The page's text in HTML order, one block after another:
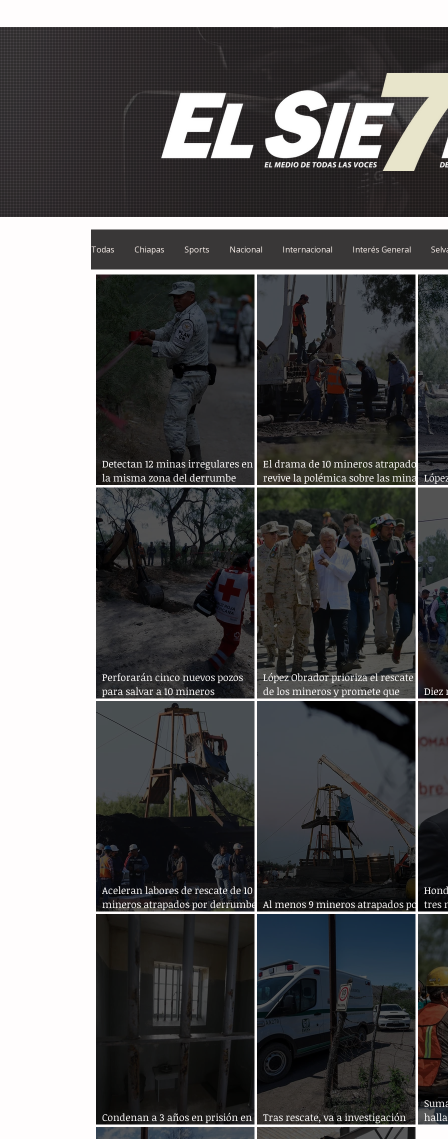
Todas Chiapas Sports Nacional Internacional Interés General
El Sie7e Temas Centrales Estilo de vida Israel bano Tragedia
Grupo Financiero Continental
Detectan 12 minas irregulares en
la misma zona del derrumbe
actual en México
El drama de 10 mineros atrapados
revive la polémica sobre las minas
en México
a
Perforarán cinco nuevos pozos
para salvar a 10 mineros
atrapados
López Obrador prioriza el rescate
de los mineros y promete que
habrá justicia
Diez
tras
Aceleran labores de rescate de 10
mineros atrapados por derrumbe
en Coahuila
Al menos 9 mineros atrapados por
derrumbe en Coahuila
tres
Condenan a 3 años en prisión en
EU a exgobernador de Coahuila
Tras rescate, va a investigación
muerte de 7 mineros en Coahuila